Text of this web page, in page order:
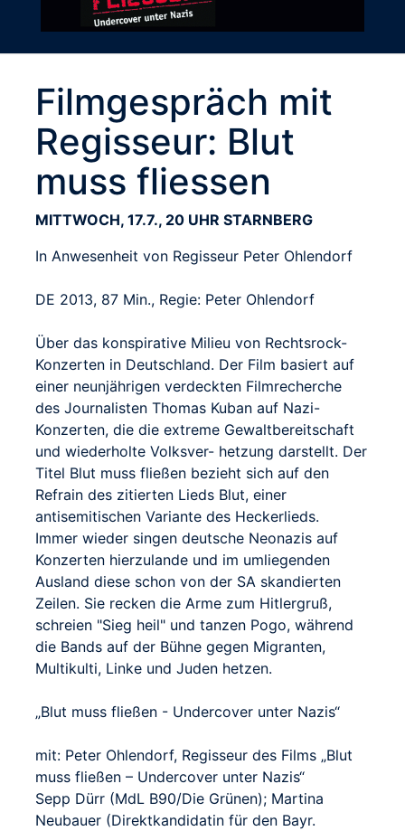
Filmgespräch mit
Regisseur: Blut
muss fliessen
MITTWOCH, 17.7., 20 UHR STARNBERG
In Anwesenheit von Regisseur Peter Ohlendorf
DE 2013, 87 Min., Regie: Peter Ohlendorf
Über das konspirative Milieu von Rechtsrock-
Konzerten in Deutschland. Der Film basiert auf
einer neunjährigen verdeckten Filmrecherche
des Journalisten Thomas Kuban auf Nazi-
Konzerten, die die extreme Gewaltbereitschaft
und wiederholte Volksver- hetzung darstellt. Der
Titel Blut muss fließen bezieht sich auf den
Refrain des zitierten Lieds Blut, einer
antisemitischen Variante des Heckerlieds.
Immer wieder singen deutsche Neonazis auf
Konzerten hierzulande und im umliegenden
Ausland diese schon von der SA skandierten
Zeilen. Sie recken die Arme zum Hitlergruß,
schreien "Sieg heil" und tanzen Pogo, während
die Bands auf der Bühne gegen Migranten,
Multikulti, Linke und Juden hetzen.
„Blut muss fließen - Undercover unter Nazis“
mit: Peter Ohlendorf, Regisseur des Films „Blut
muss fließen – Undercover unter Nazis“
Sepp Dürr (MdL B90/Die Grünen); Martina
Neubauer (Direktkandidatin für den Bayr.